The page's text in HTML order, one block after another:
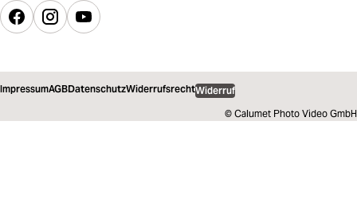
ImpressumAGBDatenschutzWiderrufsrechtWiderruf
© Calumet Photo Video GmbH